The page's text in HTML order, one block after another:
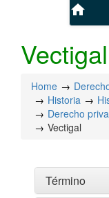
home
Vectigal
Home
Historia
Derecho
Vectigal
Término